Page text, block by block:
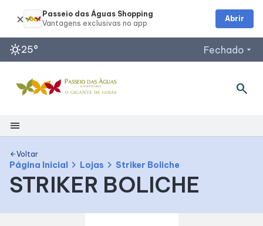
sunny25° Fechado arrow_drop_down
Horários de Funcionamento
Lojas
Acessar todos os horários
search
menu
Shopping
Mapa Interno
Como Chegar
arrow_backVoltar
Página Inicial chevron_right Lojas chevron_right Striker Boliche
STRIKER BOLICHE
Passeio das Águas Shopping
Abrir